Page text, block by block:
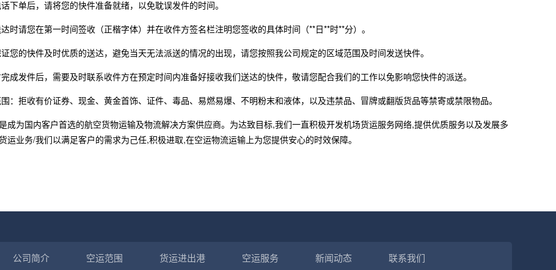
下单后，请将您的快件准备就绪，以免耽误发件的时间。
时请您在第一时间签收（正楷字体）并在收件方签名栏注明您签收的具体时间（**日**时**分）。
您的快件及时优质的送达，避免当天无法派送的情况的出现，请您按照我公司规定的区域范围及时间发送快件。
成发件后，需要及时联系收件方在预定时间内准备好接收我们送达的快件，敬请您配合我们的工作以免影响您快件的派送。
：拒收有价证券、现金、黄金首饰、证件、毒品、易燃易爆、不明粉末和液体，以及违禁品、冒牌或翻版货品等禁寄或禁限物品。
成为国内客户首选的航空货物运输及物流解决方案供应商。为达致目标,我们一直积极开发机场货运服务网络,提供优质服务以及发展多
运业务/我们以满足客户的需求为己任,积极进取,在空运物流运输上为您提供安心的时效保障。
公司简介 空运范围 货运进出港 空运服务 新闻动态 联系我们